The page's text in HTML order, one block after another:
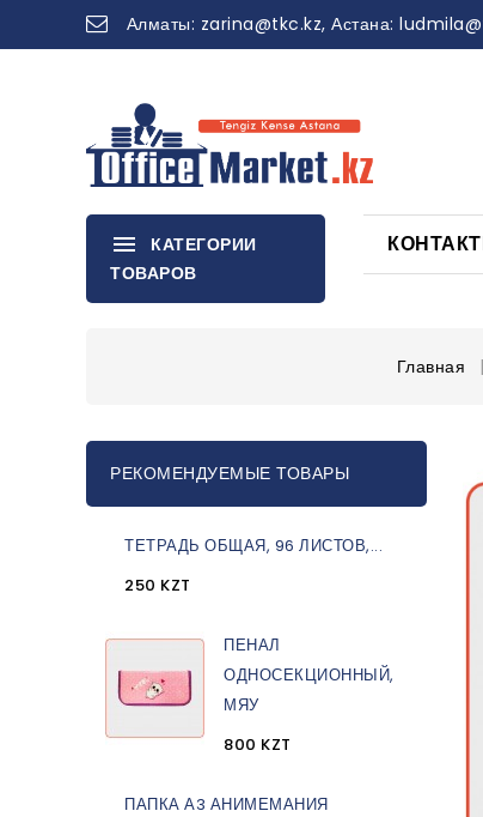
Алматы: zarina@tkc.kz, Астана:
КАТЕГОРИИ
ТОВАРОВ
Главная
РЕКОМЕНДУЕМЫЕ ТОВАРЫ
ТЕТРАДЬ ОБЩАЯ, 96 ЛИСТОВ,...
250 KZT
ПЕНАЛ
ОДНОСЕКЦИОННЫЙ,
МЯУ
800 KZT
ПАПКА А3 АНИМЕМАНИЯ